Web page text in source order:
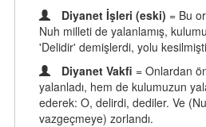
Diyanet İşleri (eski) = Bu
Nuh milleti de yalanlamış,
'Delidir' demişlerdi, yolu
Diyanet Vakfi = Onlardan
yalanladı, hem de kulumuzun
ederek: O, delirdi, dediler. Ve
vazgeçmeye) zorlandı.